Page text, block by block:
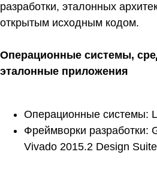
разработки, эталонных
открытым исходным кодом.
Операционные системы,
эталонные приложения
Операционные системы:
Фреймворки разработки:
Vivado 2015.2 Design Suite